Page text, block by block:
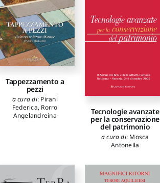
Tappezzamento a
pezzi
a cura di: Pirani
Federica, Rorro
Angelandreina
Tecnologie avanzate
per la conservazione
del patrimonio
a cura di: Mosca
Antonella